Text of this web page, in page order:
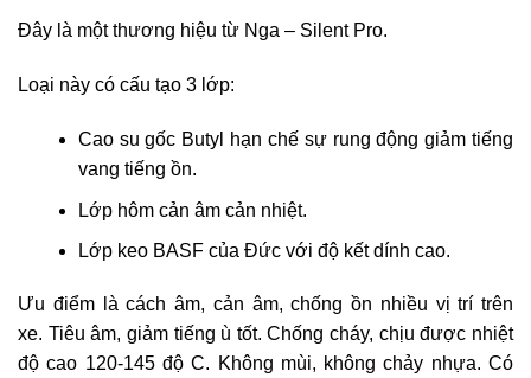
Đây là một thương hiệu từ Nga – Silent Pro.
Loại này có cấu tạo 3 lớp:
Cao su gốc Butyl hạn chế sự rung động giảm tiếng
vang tiếng ồn.
Lớp hôm cản âm cản nhiệt.
Lớp keo BASF của Đức với độ kết dính cao.
Ưu điểm là cách âm, cản âm, chống ồn nhiều vị trí trên
xe. Tiêu âm, giảm tiếng ù tốt. Chống cháy, chịu được nhiệt
độ cao 120-145 độ C. Không mùi, không chảy nhựa. Có